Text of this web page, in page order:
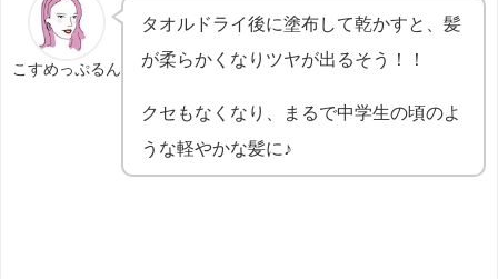
こすめっぷるん
タオルドライ後に塗布して乾かすと、髪
が柔らかくなりツヤが出るそう！！
クセもなくなり、まるで中学生の頃のよ
うな軽やかな髪に♪